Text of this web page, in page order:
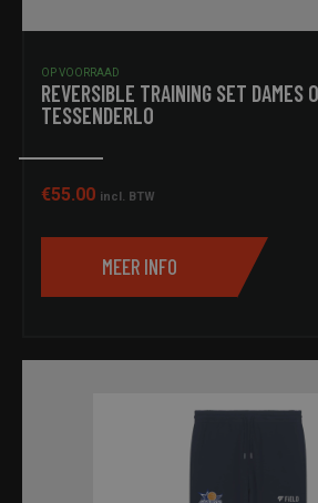
OP VOORRAAD
REVERSIBLE TRAINING SET DAMES
TESSENDERLO
€55.00 incl. BTW
MEER INFO